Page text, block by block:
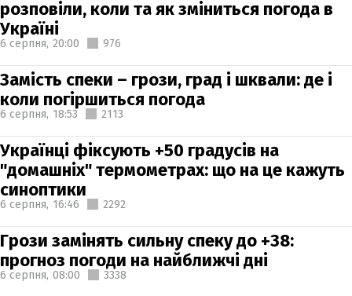
розповіли, коли та як зміниться погода в
Україні
6 серпня, 20:00 976
Замість спеки – грози, град і шквали: де і
коли погіршиться погода
6 серпня, 18:53 2113
Українці фіксують +50 градусів на
"домашніх" термометрах: що на це кажуть
синоптики
6 серпня, 16:46 2292
Грози замінять сильну спеку до +38:
прогноз погоди на найближчі дні
6 серпня, 08:00 3338